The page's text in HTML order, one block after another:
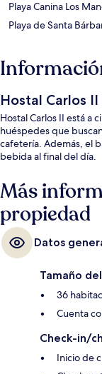
Playa Canina Los
Playa de Santa
Hostal Carlos II
Hostal Carlos II está a
huéspedes que
cafetería. Además, el
bebida al final del día.
Más
propiedad
Datos
Tamaño
36
Cuenta
Check-in/
Inicio de